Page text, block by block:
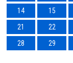
14
15
21
22
28
29